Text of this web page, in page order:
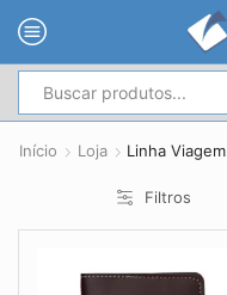
Início Loja Linha Viagem
Filtros